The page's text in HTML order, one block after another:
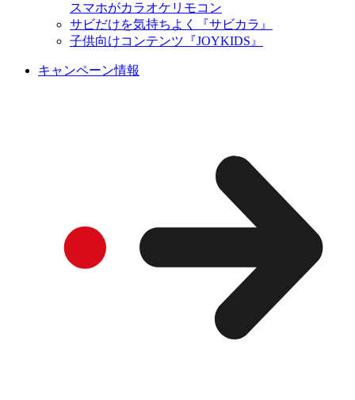
スマホがカラオケリモコン
サビだけを気持ちよく『サビカラ』
子供向けコンテンツ『JOYKIDS』
キャンペーン情報